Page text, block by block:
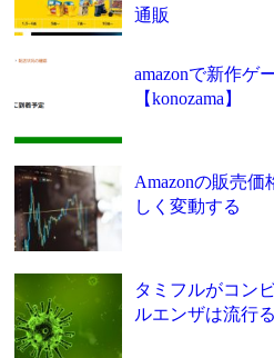
通販
amazonで新作ゲ
【konozama】
Amazonの販売
しく変動する
タミフルがコン
ルエンザは流行